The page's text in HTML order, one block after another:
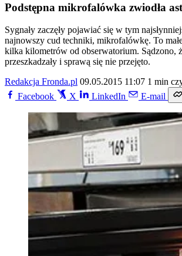
Podstępna mikrofalówka zwiodła
Sygnały zaczęły pojawiać się w tym
najnowszy cud techniki, mikrofalówkę. To
kilka kilometrów od obserwatorium. Sądzono,
przeszkadzały i sprawą się nie przejęto.
Redakcja Fronda.pl 09.05.2015 11:07 1 min
Facebook
X LinkedIn E-mail